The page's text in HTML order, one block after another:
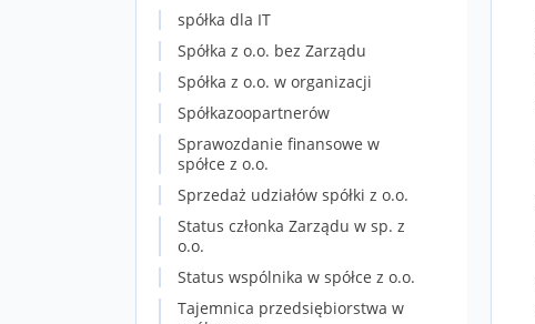
spółka dla IT
Spółka z o.o. bez Zarządu
Spółka z o.o. w organizacji
Spółkazoopartnerów
Sprawozdanie finansowe w
spółce z o.o.
Sprzedaż udziałów spółki z o.o.
Status członka Zarządu w sp. z
o.o.
Status wspólnika w spółce z o.o.
Tajemnica przedsiębiorstwa w